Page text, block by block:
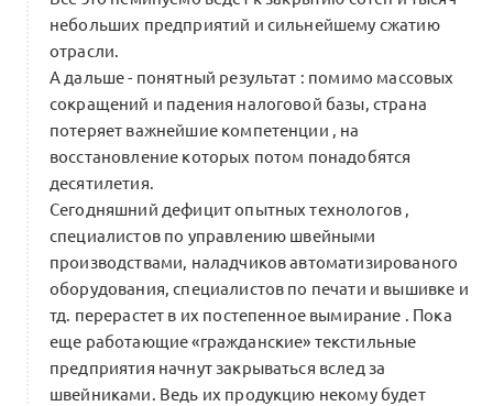
0
1 комментарий
Сопровождение индивидуальных
траекторий в Альянсе
Форум Альянса 0 комментариев
Презентация программы Форума
Альянса x Beinopen
0 комментариев
небольших предприятий и сильнейшему сжатию
отрасли.
А дальше - понятный результат : помимо массовых
сокращений и падения налоговой базы, страна
потеряет важнейшие компетенции , на
восстановление которых потом понадобятся
десятилетия.
Сегодняшний дефицит опытных технологов ,
специалистов по управлению швейными
производствами, наладчиков автоматизированого
оборудования, специалистов по печати и вышивке и
тд. перерастет в их постепенное вымирание . Пока
еще работающие «гражданские» текстильные
предприятия начнут закрываться вслед за
швейниками. Ведь их продукцию некому будет